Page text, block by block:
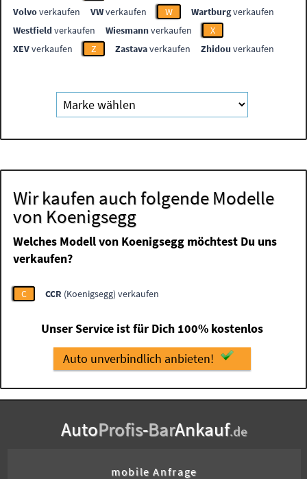
Volvoverkaufen VWverkaufen W Wartburgverkaufen
Westfieldverkaufen Wiesmannverkaufen
X
XEVverkaufen Z Zastavaverkaufen Zhidou verkaufen
Wir kaufen auch folgende Modelle
von Koenigsegg
Welches Modell von Koenigsegg möchtest Du uns
verkaufen?
C CCR (Koenigsegg) verkaufen
Unser Service ist für Dich 100% kostenlos
Auto unverbindlich anbieten!
AutoProfis-BarAnkauf.de
mobile Anfrage